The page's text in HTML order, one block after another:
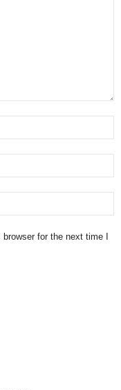
for the next time I